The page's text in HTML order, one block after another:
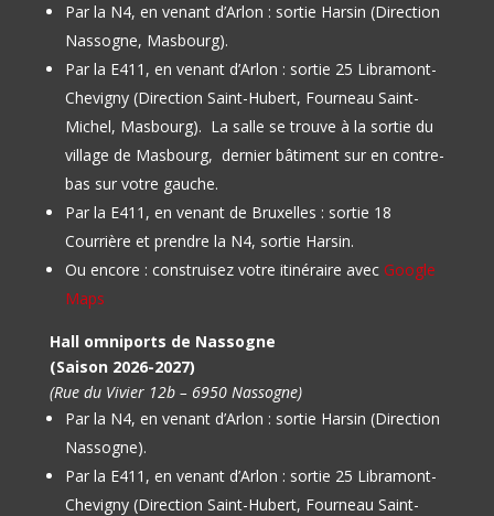
Par la N4, en venant d’Arlon : sortie Harsin (Direction
Nassogne, Masbourg).
Par la E411, en venant d’Arlon : sortie 25 Libramont-
Chevigny (Direction Saint-Hubert, Fourneau Saint-
Michel, Masbourg). La salle se trouve à la sortie du
village de Masbourg, dernier bâtiment sur en contre-
bas sur votre gauche.
Par la E411, en venant de Bruxelles : sortie 18
Courrière et prendre la N4, sortie Harsin.
Ou encore : construisez votre itinéraire avec Google
Maps
Hall omniports de Nassogne
(Saison 2026-2027)
(Rue du Vivier 12b – 6950 Nassogne)
Par la N4, en venant d’Arlon : sortie Harsin (Direction
Nassogne).
Par la E411, en venant d’Arlon : sortie 25 Libramont-
Chevigny (Direction Saint-Hubert, Fourneau Saint-